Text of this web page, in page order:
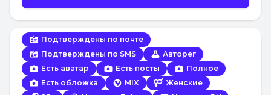
Подтверждены по почте
Подтверждены по SMS
Авторег
Есть аватар
Есть посты
Полное
Есть обложка
MIX
Женские